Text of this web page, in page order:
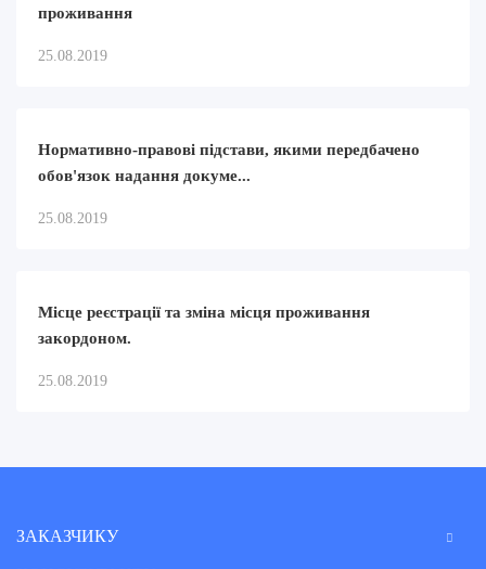
проживання
25.08.2019
Нормативно-правові підстави, якими передбачено
обов'язок надання докуме...
25.08.2019
Місце реєстрації та зміна місця проживання
закордоном.
25.08.2019
ЗАКАЗЧИКУ